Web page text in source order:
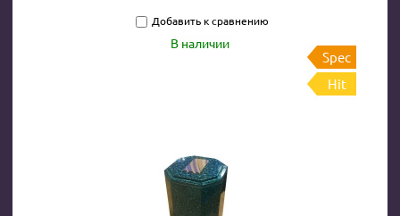
Добавить к сравнению
В наличии
Spec
Hit